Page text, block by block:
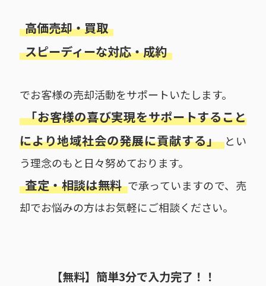
高価売却・買取
スピーディーな対応・成約
でお客様の売却活動をサポートいたします。
「お客様の喜び実現をサポートすること
により地域社会の発展に貢献する」 とい
う理念のもと日々努めております。
査定・相談は無料 で承っていますので、売
却でお悩みの方はお気軽にご相談ください。
【無料】簡単3分で入力完了！！